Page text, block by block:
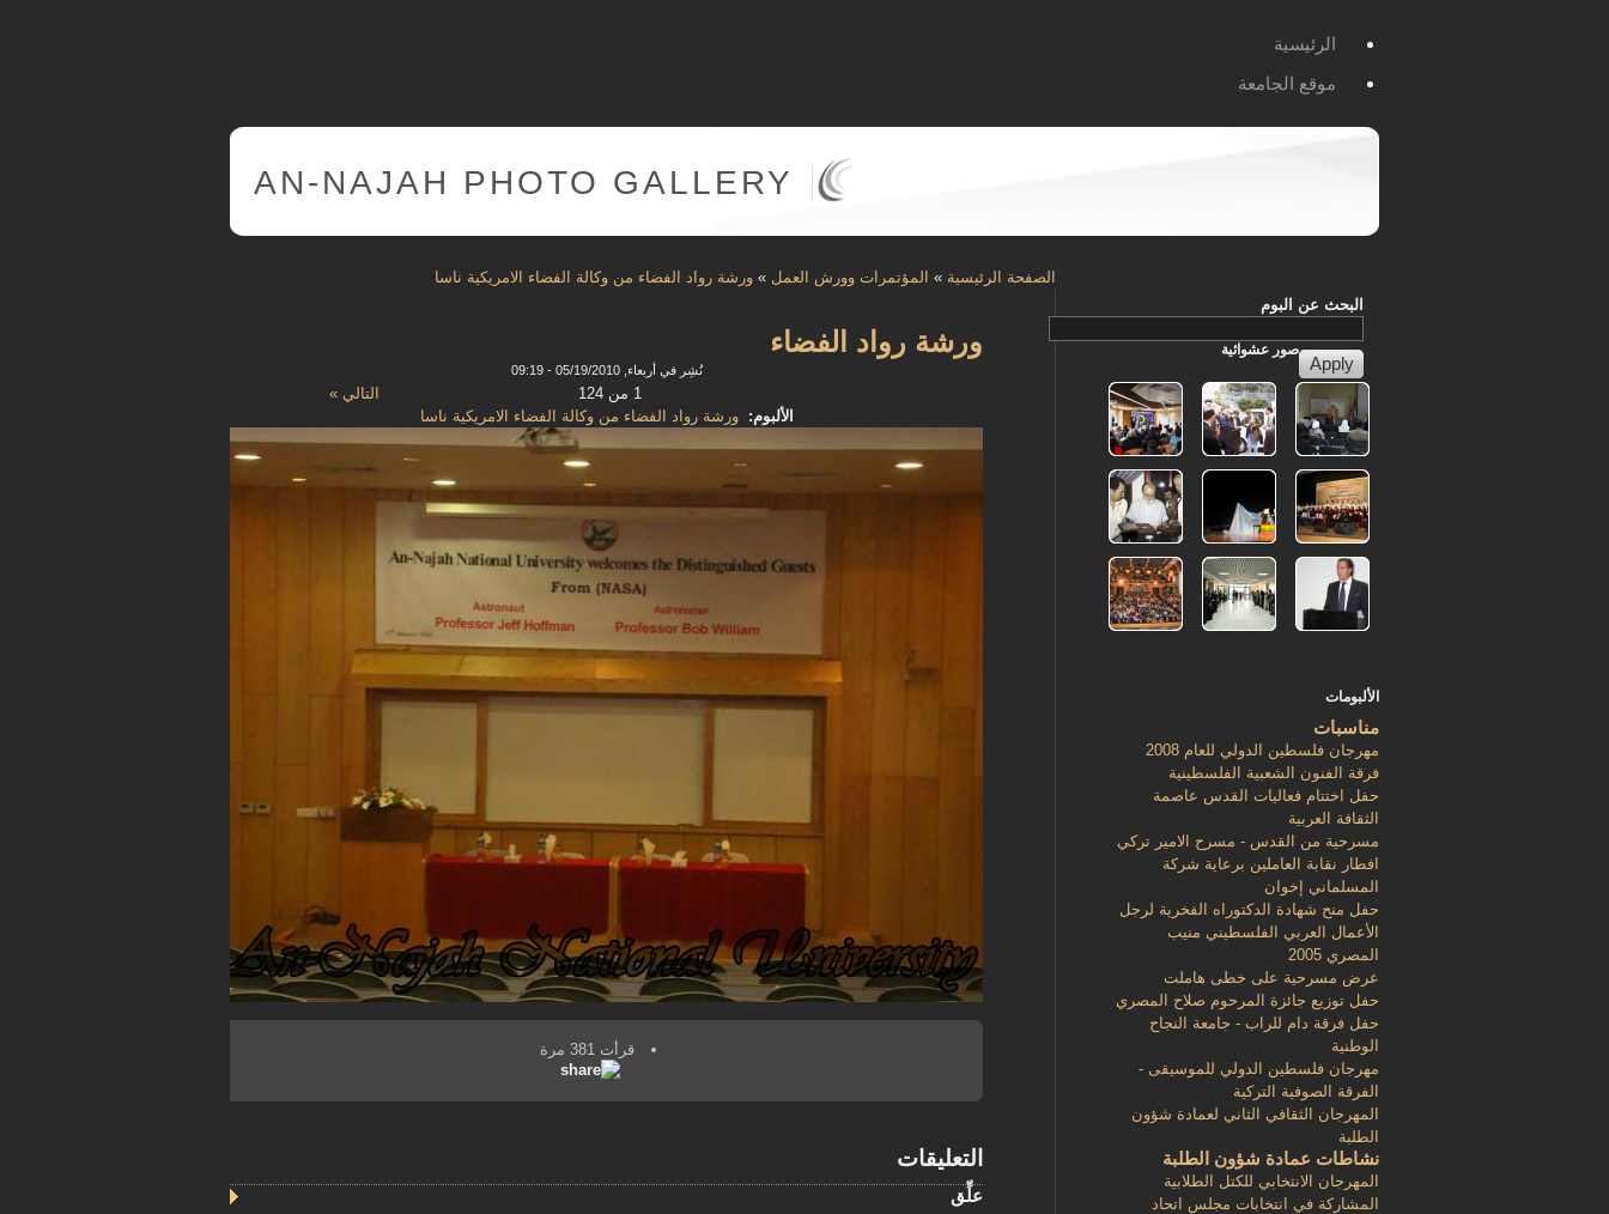
الرئيسية
موقع الجامعة
AN-NAJAH PHOTO GALLERY
الصفحة الرئيسية » المؤتمرات وورش العمل » ورشة رواد الفضاء من وكالة الفضاء الامريكية ناسا
ورشة رواد الفضاء
نُشِر في أربعاء, 05/19/2010 - 09:19
1 من 124
التالي »
الألبوم:
ورشة رواد الفضاء من وكالة الفضاء الامريكية ناسا
قرأت 381 مرة
التعليقات
علِّق
البحث عن البوم
صور عشوائية
الألبومات
مناسبات
مهرجان فلسطين الدولي للعام 2008
فرقة الفنون الشعبية الفلسطينية
حفل اختتام فعاليات القدس عاصمة
الثقافة العربية
مسرحية من القدس - مسرح الامير تركي
افطار نقابة العاملين برعاية شركة
المسلماني إخوان
حفل منح شهادة الدكتوراه الفخرية لرجل
الأعمال العربي الفلسطيني منيب
المصري 2005
عرض مسرحية على خطى هاملت
حفل توزيع جائزة المرحوم صلاح المصري
حفل فرقة دام للراب - جامعة النجاح
الوطنية
مهرجان فلسطين الدولي للموسيقى -
الفرقة الصوفية التركية
المهرجان الثقافي الثاني لعمادة شؤون
الطلبة
نشاطات عمادة شؤون الطلبة
المهرجان الانتخابي للكتل الطلابية
المشاركة في انتخابات مجلس اتحاد